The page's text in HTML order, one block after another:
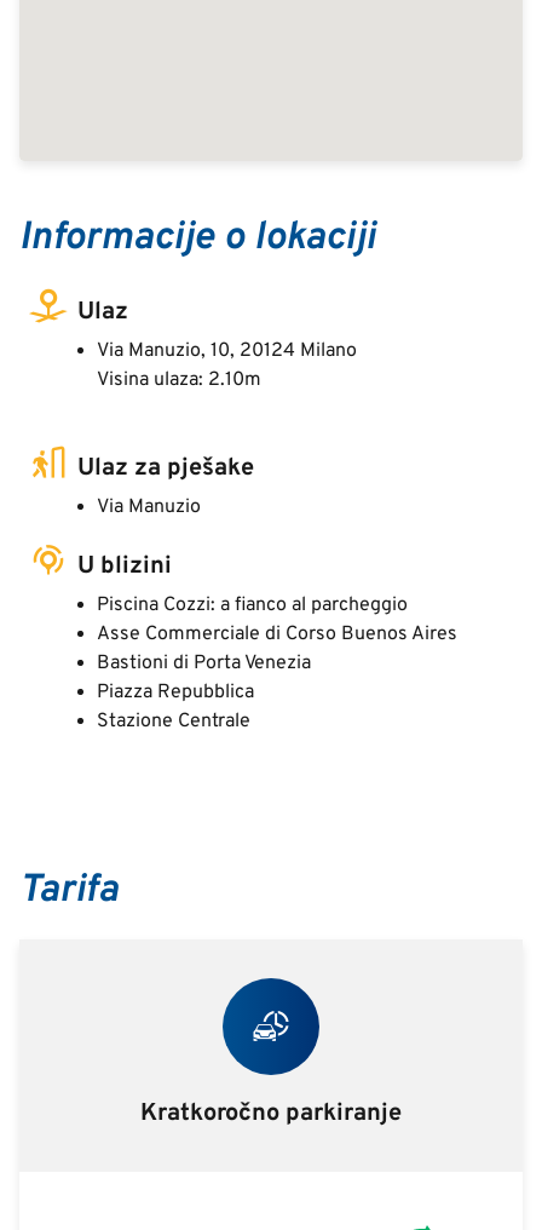
Informacije o lokaciji
Ulaz
Via Manuzio, 10, 20124 Milano
Visina ulaza: 2.10m
Ulaz za pješake
Via Manuzio
U blizini
Piscina Cozzi: a fianco al parcheggio
Asse Commerciale di Corso Buenos Aires
Bastioni di Porta Venezia
Piazza Repubblica
Stazione Centrale
Tarifa
Kratkoročno parkiranje